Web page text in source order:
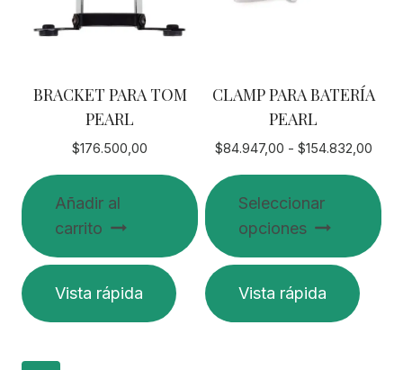
BRACKET PARA TOM
PEARL
$176.500,00
Añadir al
carrito
Vista rápida
CLAMP PARA BATERÍA
PEARL
$84.947,00 - $154.832,00
Seleccionar
opciones
Este
producto
tiene
Vista rápida